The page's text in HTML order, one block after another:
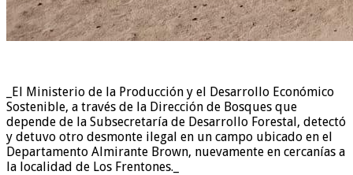
_El Ministerio de la Producción y el Desarrollo Económico
Sostenible, a través de la Dirección de Bosques que
depende de la Subsecretaría de Desarrollo Forestal, detectó
y detuvo otro desmonte ilegal en un campo ubicado en el
Departamento Almirante Brown, nuevamente en cercanías a
la localidad de Los Frentones._